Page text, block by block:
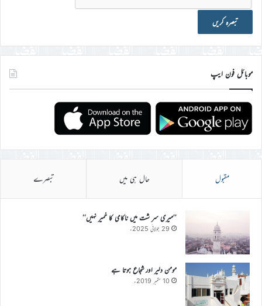
موبائل فون ایپ
مقبول حال ہی میں تبصرے
’’میری سر شت میں ناکامی کا خمیر نہیں‘‘
29 جولائی 2025ء
مومن دلیر اور شجاع ہوتا ہے
10 ستمبر 2019ء